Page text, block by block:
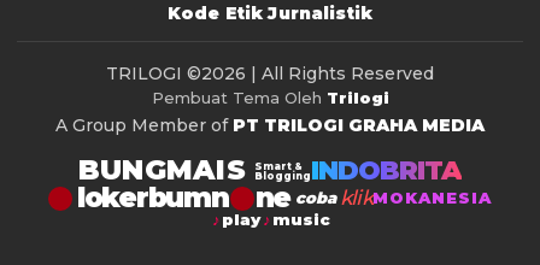
Kode Etik Jurnalistik
TRILOGI ©2026 | All Rights Reserved
Pembuat Tema Oleh Trilogi
A Group Member of PT TRILOGI GRAHA MEDIA
BUNGMAIS
Smart &
Blogging INDOBRITA
lokerbumn coba klikMOKANESIA
play
music